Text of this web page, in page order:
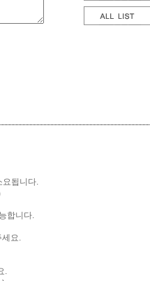
요됩니다.
합니다.
요.
.